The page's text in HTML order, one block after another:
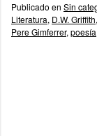
Publicado en Sin
Literatura, D.W. Griffith,
Pere Gimferrer, poesía